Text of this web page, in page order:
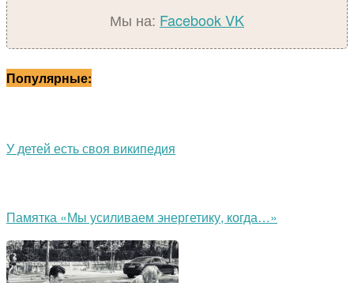
Мы на: FacebookVK
Популярные:
У детей есть своя википедия
Памятка «Мы усиливаем энергетику, когда…»